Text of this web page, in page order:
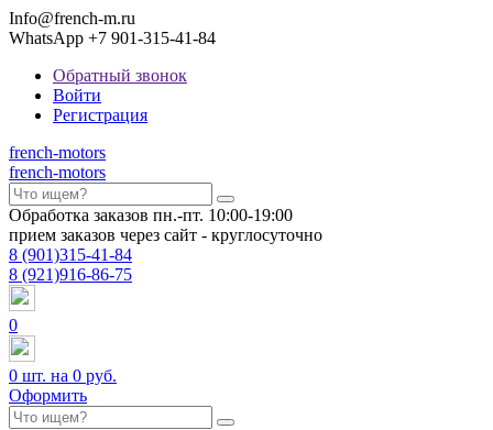
Info@french-m.ru
WhatsApp +7 901-315-41-84
Обратный звонок
Войти
Регистрация
french-motors
french-motors
Обработка заказов пн.-пт. 10:00-19:00
прием заказов через сайт - круглосуточно
8 (901)315-41-84
8 (921)916-86-75
0
0 шт. на 0 руб.
Оформить